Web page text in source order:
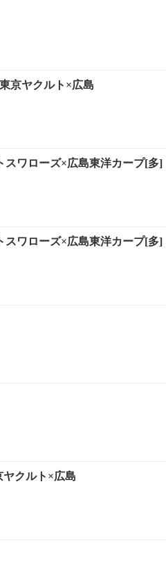
京ヤクルト×広島
ワローズ×広島東洋カープ[多]
ワローズ×広島東洋カープ[多]
クルト×広島